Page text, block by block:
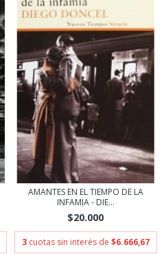
AMANTES EN EL TIEMPO DE LA
INFAMIA - DIE...
$20.000
3 cuotas sin interés de $6.666,67